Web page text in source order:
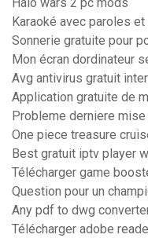
Halo wars 2 pc mods
Karaoké avec paroles
Sonnerie gratuite pour
Mon écran dordinateur
Avg antivirus gratuit
Application gratuite de
Probleme derniere
One piece treasure
Best gratuit iptv player
Télécharger game
Question pour un
Any pdf to dwg
Télécharger adobe